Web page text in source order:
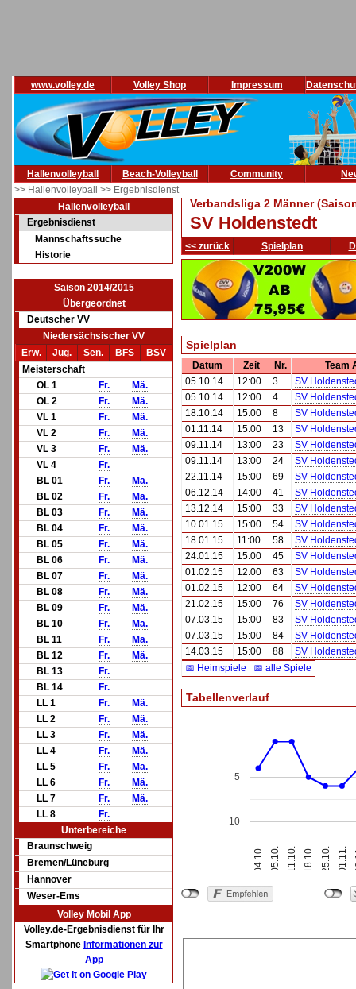
www.volley.de Volley Shop Impressum
Hallenvolleyball Beach-Volleyball Community
>> Hallenvolleyball >> Ergebnisdienst
Hallenvolleyball
Ergebnisdienst
Mannschaftssuche
Historie
Saison 2014/2015
Übergeordnet
Deutscher VV
Niedersächsischer VV
Erw.
Jug. Sen. BFS
BSV
Meisterschaft
OL 1
Fr.
Mä.
OL 2
Fr.
Mä.
VL 1
Fr.
Mä.
VL 2
Fr.
Mä.
VL 3
Fr.
Mä.
VL 4
Fr.
BL 01
Fr.
Mä.
BL 02
Fr.
Mä.
BL 03
Fr.
Mä.
BL 04
Fr.
Mä.
BL 05
Fr.
Mä.
BL 06
Fr.
Mä.
BL 07
Fr.
Mä.
BL 08
Fr.
Mä.
BL 09
Fr.
Mä.
BL 10
Fr.
Mä.
BL 11
Fr.
Mä.
BL 12
Fr.
Mä.
BL 13
Fr.
BL 14
Fr.
LL 1
Fr.
Mä.
LL 2
Fr.
Mä.
LL 3
Fr.
Mä.
LL 4
Fr.
Mä.
LL 5
Fr.
Mä.
LL 6
Fr.
Mä.
LL 7
Fr.
Mä.
LL 8
Fr.
Unterbereiche
Braunschweig
Bremen/Lüneburg
Hannover
Weser-Ems
Volley Mobil App
Volley.de-Ergebnisdienst für Ihr
Smartphone Informationen zur
App
Verbandsliga 2 Männer
SV Holdenstedt
<< zurück Spielplan
Spielplan
Datum Zeit Nr.
Team
05.10.14
12:00 3
SV
05.10.14
12:00 4
SV
18.10.14
15:00 8
SV
01.11.14
15:00 13
SV
09.11.14
13:00 23
SV
09.11.14
13:00 24
SV
22.11.14
15:00 69
SV
06.12.14
14:00 41
SV
13.12.14
15:00 33
SV
10.01.15
15:00 54
SV
18.01.15
11:00 58
SV
24.01.15
15:00 45
SV
01.02.15
12:00 63
SV
01.02.15
12:00 64
SV
21.02.15
15:00 76
SV
07.03.15
15:00 83
SV
07.03.15
15:00 84
SV
14.03.15
15:00 88
SV
📅 Heimspiele
📅 alle Spiele
Tabellenverlauf
04.10. 05.10. 11.10. 18.10. 25.10. 01.11.
5
10